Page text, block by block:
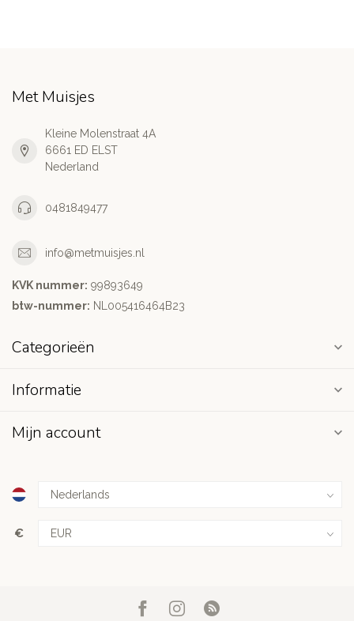
Met Muisjes
Kleine Molenstraat 4A
6661 ED ELST
Nederland
0481849477
info@metmuisjes.nl
KVK nummer: 99893649
btw-nummer: NL005416464B23
Categorieën
Informatie
Mijn account
€